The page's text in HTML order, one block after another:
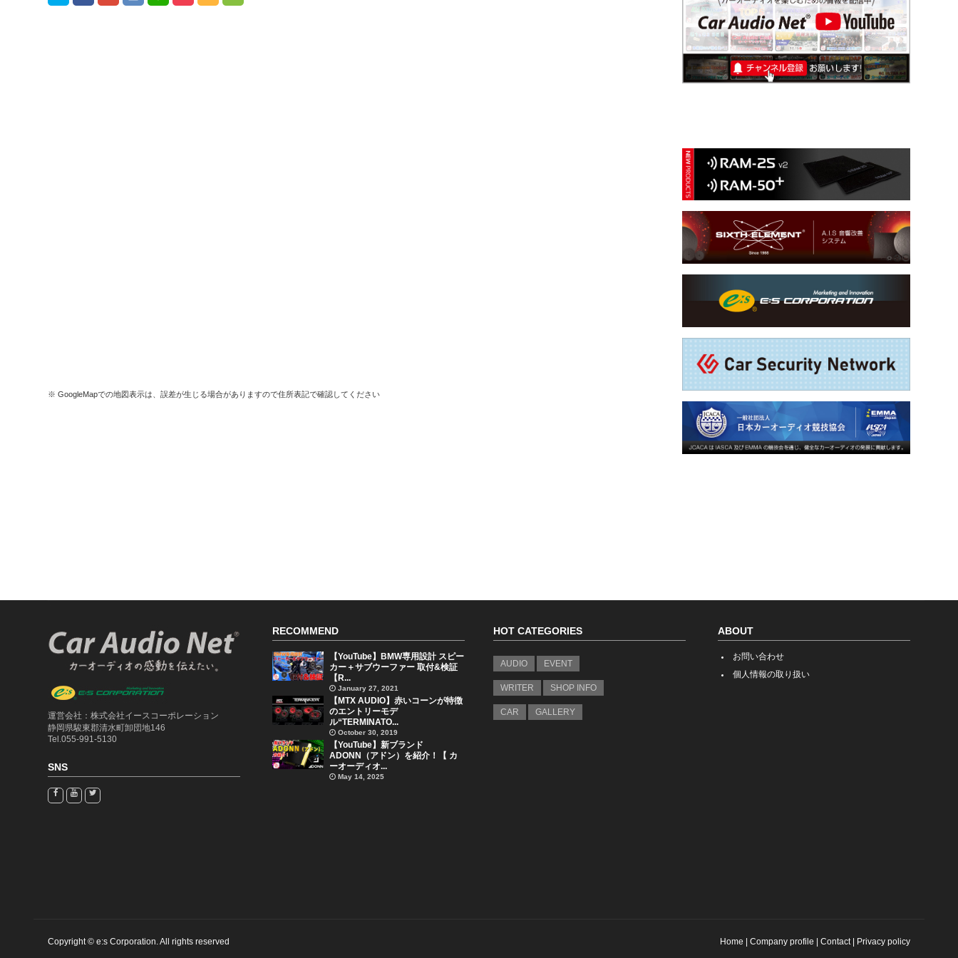
※ GoogleMapでの地図表示は、誤差が生じる場合がありますので住所表記で確認してください
運営会社：株式会社イースコーポレーション
静岡県駿東郡清水町卸団地146
Tel.055-991-5130
SNS
RECOMMEND
【YouTube】BMW専用設計 スピー
カー＋サブウーファー 取付&検証
【R...
January 27, 2021
【MTX AUDIO】赤いコーンが特徴
のエントリーモデ
ル“TERMINATO...
October 30, 2019
【YouTube】新ブランド
ADONN（アドン）を紹介！【 カ
ーオーディオ...
May 14, 2025
HOT CATEGORIES
AUDIO EVENT
WRITER SHOP INFO
CAR GALLERY
ABOUT
お問い合わせ
個人情報の取り扱い
Copyright © e:s Corporation. All rights reserved Home Company profile Contact Privacy policy